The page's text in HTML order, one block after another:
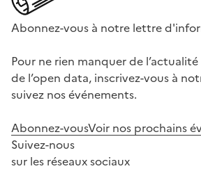
Abonnez-vous à notre lettre
Pour ne rien manquer de
de l’open data, inscrivez-vous à
suivez nos événements.
Abonnez-vousVoir nos prochains
Suivez-nous
sur les réseaux sociaux